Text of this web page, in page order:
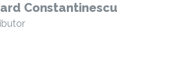
Constantinescu